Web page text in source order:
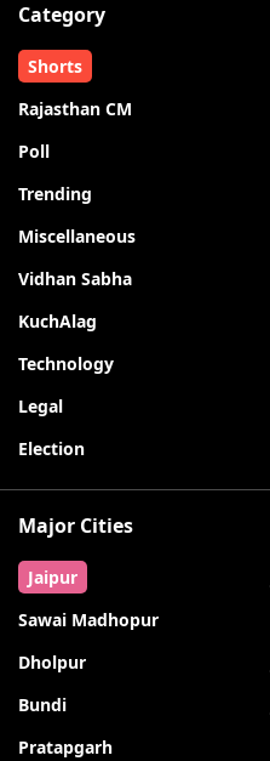
Category
Shorts
Rajasthan CM
Poll
Trending
Miscellaneous
Vidhan Sabha
KuchAlag
Technology
Legal
Election
Major Cities
Jaipur
Sawai Madhopur
Dholpur
Bundi
Pratapgarh